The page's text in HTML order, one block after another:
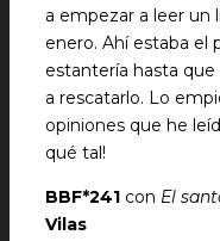
a empezar a leer un
enero. Ahí estaba el
estantería hasta
a rescatarlo. Lo
opiniones que he
qué tal!
BBF*241 con El
Vilas